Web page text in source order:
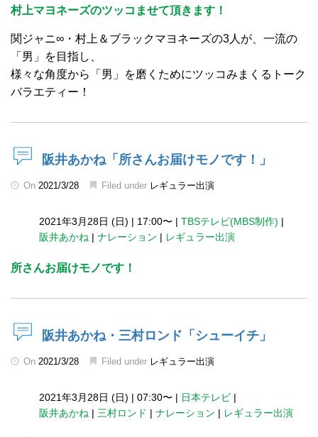
村上マヨネーズのツッコませて頂きます！
関ジャニ∞・村上＆ブラックマヨネーズの3人が、一流の
「男」を目指し、
様々な角度から「男」を磨くためにツッコみまくるトーク
バラエティー！
阪井あかね「所さんお届けモノです！」
On 2021/3/28 Filed under レギュラー出演
2021年3月28日 (日) | 17:00〜 | TBSテレビ(MBS制作) |
阪井あかね | ナレーション | レギュラー出演
所さんお届けモノです！
阪井あかね・三村ロンド「シューイチ」
On 2021/3/28 Filed under レギュラー出演
2021年3月28日 (日) | 07:30〜 | 日本テレビ |
阪井あかね | 三村ロンド | ナレーション | レギュラー出演